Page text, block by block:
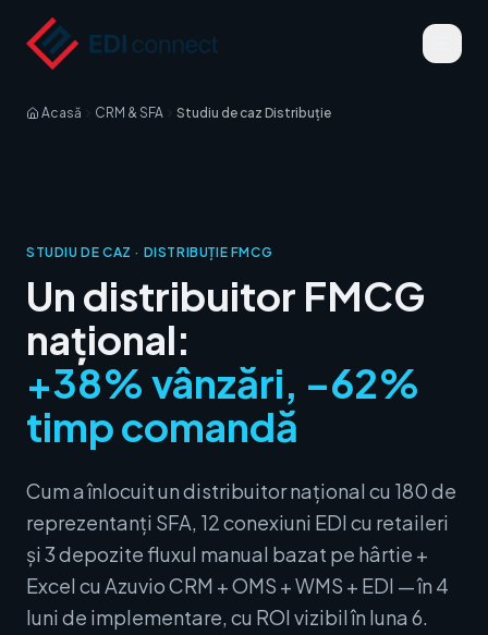
Acasă CRM & SFA Studiu de caz Distribuție
STUDIU DE CAZ · DISTRIBUȚIE FMCG
Un distribuitor FMCG
național:
+38% vânzări, –62%
timp comandă
Cum a înlocuit un distribuitor național cu 180 de
reprezentanți SFA, 12 conexiuni EDI cu retaileri
și 3 depozite fluxul manual bazat pe hârtie +
Excel cu Azuvio CRM + OMS + WMS + EDI — în 4
luni de implementare, cu ROI vizibil în luna 6.